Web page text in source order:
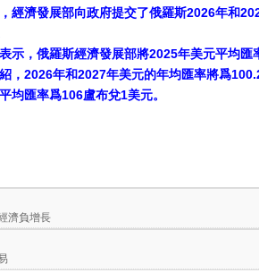
濟發展部向政府提交了俄羅斯2026年和
，俄羅斯經濟發展部將2025年美元平均匯
2026年和2027年美元的年均匯率將爲
均匯率爲106盧布兌1美元。
濟負增長